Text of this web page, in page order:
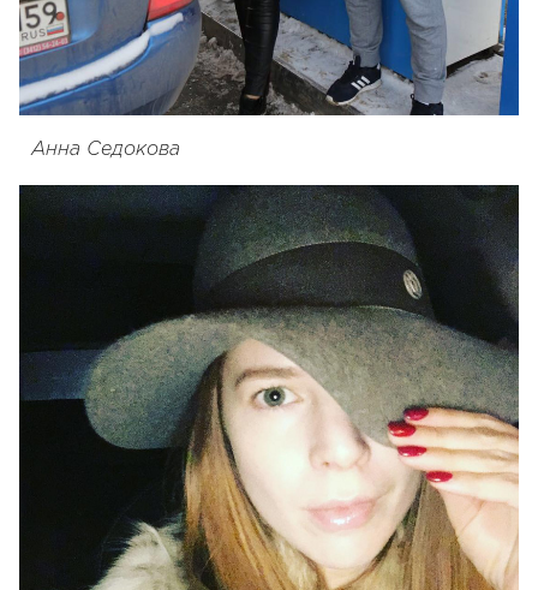
Анна Седокова